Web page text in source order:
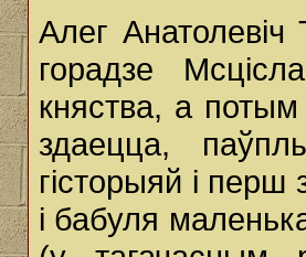
Алег Анатолевіч
горадзе
княства, а
здаецца,
гісторыяй і перш
і бабуля